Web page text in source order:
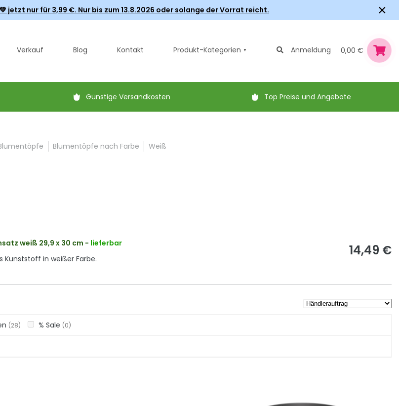
jetzt nur für 3,99 €. Nur bis zum 13.8.2026 oder solange der Vorrat reicht. ×
Verkauf Blog Kontakt Produkt-Kategorien Anmeldung 0,00 €
Günstige Versandkosten Top Preise und Angebote
Blumentöpfe nach Farbe Weiß
weiß 29,9 x 30 cm - lieferbar
Kunststoff in weißer Farbe.
14,49 €
(28) % Sale (0)